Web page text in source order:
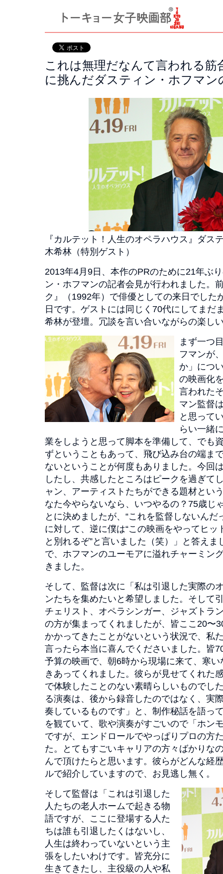
これは無理だなんて言われる筋
に挑んだダスティン・ホフマン
『カルテット！人生のオペラハウス』ダス
木希林（特別ゲスト）
2013年4月9日、本作のPRのために21年ぶ
ン・ホフマンの記者会見が行われました。
ク』（1992年）で俳優としての来日でした
日です。ゲストには同じく70代にしてまだ
希林が登壇。冗談を言い合いながらの楽し
まず一つ
フマンが
か」につ
の映画化
言われた
マン監督
と思って
らい一緒
業をしようと思って脚本を準備して、でも
ずということもあって、飛び込み台の端ま
ないということが何度もありました。今回
したし、共感したところはピークを過ぎて
ャン、アーティストたちができる題材とい
なた今やらないなら、いつやるの？75歳じ
とに決めましたが、“これを監督しないんだ
に対して、逆に僕は“この映画をやってヒ
と別れるぞ”と言いました（笑）」と答え
で、ホフマンのユーモアに溢れチャーミン
きました。
そして、監督は次に「私は引退した実際の
ンたちを集めたいと希望しました。そして
チェリスト、オペラシンガー、ジャズトラ
の方が集まってくれましたが、皆ここ20〜
かかってきたことがないという状況で、私
言ったら本当に喜んでくださいました。皆
予算の映画で、朝6時から現場に来て、寒
きあってくれました。彼らが見せてくれた
で体験したことのない素晴らしいものでし
る演奏は、後から録音したのではなく、実
奏しているものです」と、制作秘話を語っ
を観ていて、歌や演奏がすごいので「ホン
ですが、エンドロールでやっぱりプロの方
た。とてもすごいキャリアの方々ばかりな
んで頂けたらと思います。彼らがどんな経
ルで紹介していますので、お見逃し無く。
そして監督は「これは引退した
人たちの老人ホームで起きる物
語ですが、ここに登場する人た
ちは誰も引退したくはないし、
人生は終わっていないという主
張をしたいわけです。皆充分に
生きてきたし、主役級の人や私